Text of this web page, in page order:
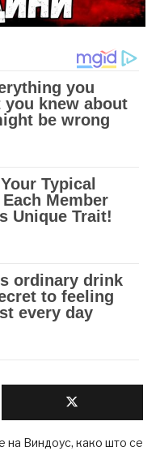
на Виндоус, како што се